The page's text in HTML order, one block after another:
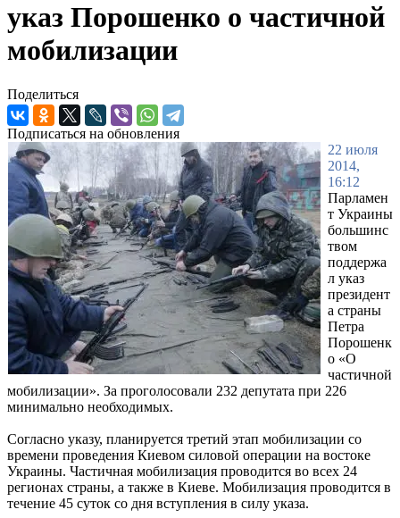
указ Порошенко о частичной
мобилизации
Поделиться
Подписаться на обновления
22 июля
2014,
16:12
Парламен
т Украины
большинс
твом
поддержа
л указ
президент
а страны
Петра
Порошенк
о «О
частичной
мобилизации». За проголосовали 232 депутата при 226
минимально необходимых.
Согласно указу, планируется третий этап мобилизации со
времени проведения Киевом силовой операции на востоке
Украины. Частичная мобилизация проводится во всех 24
регионах страны, а также в Киеве. Мобилизация проводится в
течение 45 суток со дня вступления в силу указа.